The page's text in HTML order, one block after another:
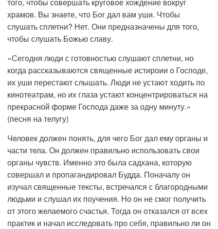
храмов. Вы знаете, что Бог дал вам уши. Чтобы
слушать сплетни? Нет. Они предназначены для того,
чтобы слушать Божью славу.
«Сегодня люди с готовностью слушают сплетни, но
когда рассказываются священные истироии о Господе,
их уши перестают слышать. Люди не устают ходить по
кинотеатрам, но их глаза устают концентрироваться на
прекрасной форме Господа даже за одну минуту.»
(песня на телугу)
Человек должен понять, для чего Бог дал ему органы и
части тела. Он должен правильно использовать свои
органы чувств. Именно это была садхана, которую
совершал и пропагандировал Будда. Поначалу он
изучал священные тексты, встречался с благородными
людьми и слушал их поучения. Но он не смог получить
от этого желаемого счастья. Тогда он отказался от всех
практик и начал исследовать про себя, правильно ли он